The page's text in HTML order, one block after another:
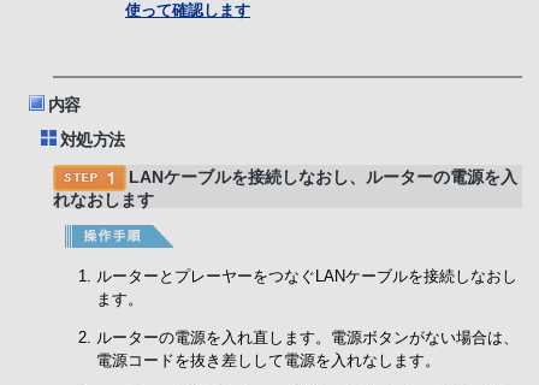
使って確認します
内容
対処方法
LANケーブルを接続しなおし、ルーターの電源を入
れなおします
ルーターとプレーヤーをつなぐLANケーブルを接続しなおし
ます。
ルーターの電源を入れ直します。電源ボタンがない場合は、
電源コードを抜き差しして電源を入れなします。